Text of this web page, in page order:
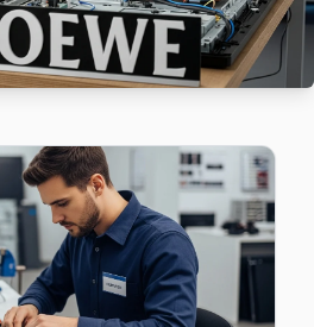
ekran değişimi gerekebilir mi?
Arıza →
kart arızası Kayışdağı mahallesinde
→
Servis
için Loewe TV tamir hizmetimiz: